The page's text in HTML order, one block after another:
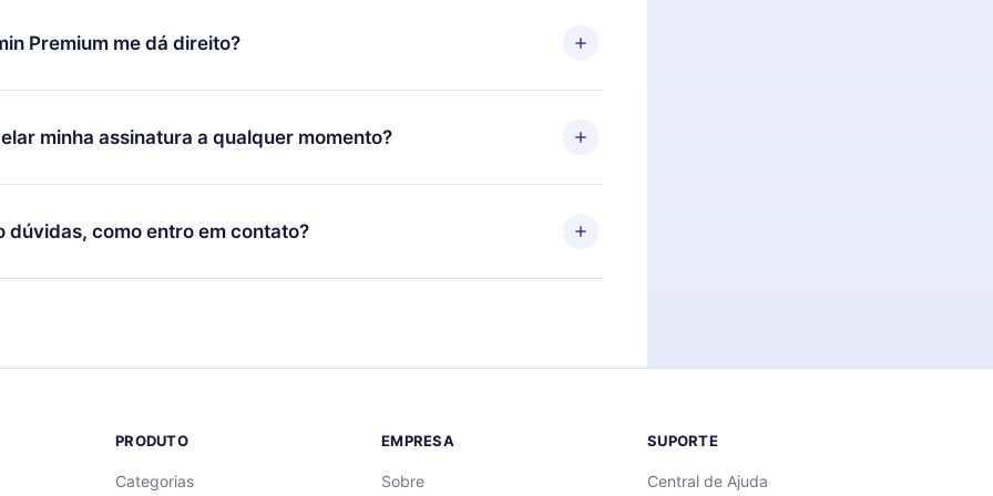
decidiu mudar sua assinatura mensal para anual, após confirmar a
o plano anual, o novo plano só será aplicado e cobrado após o aniversário
Premium me dá direito?
é um plano que te garante acesso a toda nossa biblioteca de 2500+
em 3 línguas (Inglês, espanhol e português) que você pode ler ou
momento através do nosso aplicativo disponível para iOS, Android e
minha assinatura a qualquer momento?
por não renovar sua assinatura do 12min, você pode cancelar a
e o próximo ciclo de cobrança não ocorrerá.
dúvidas, como entro em contato?
para entrar em contato porsupport@12min.com.
PRODUTO
Categorias
EMPRESA
Sobre
SUPORTE
Central de Ajuda